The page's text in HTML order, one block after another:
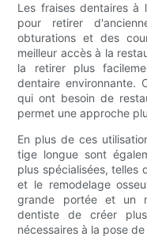
Les fraises dentaires à
pour retirer
obturations et des
meilleur accès à la
la retirer plus
dentaire environnante.
qui ont besoin de
permet une approche
En plus de ces
tige longue sont
plus spécialisées, telles
et le remodelage
grande portée et un
dentiste de créer
nécessaires à la pose